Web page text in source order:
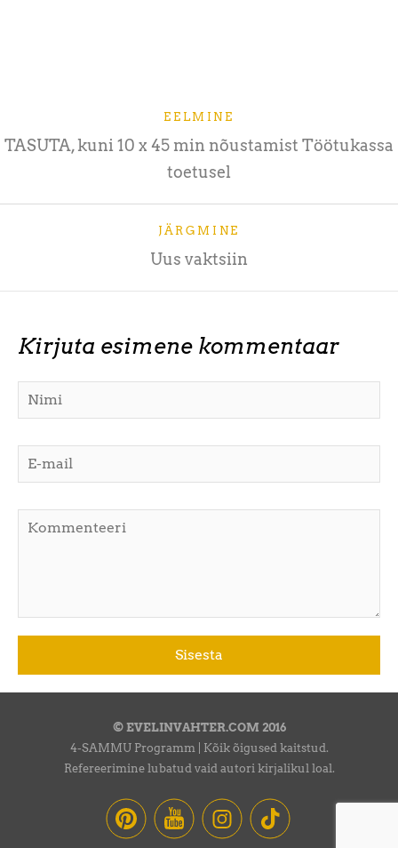
EELMINE
TASUTA, kuni 10 x 45 min nõustamist Töötukassa
toetusel
JÄRGMINE
Uus vaktsiin
Kirjuta esimene kommentaar
© EVELINVAHTER.COM 2016
4-SAMMU Programm | Kõik õigused kaitstud.
Refereerimine lubatud vaid autori kirjalikul loal.